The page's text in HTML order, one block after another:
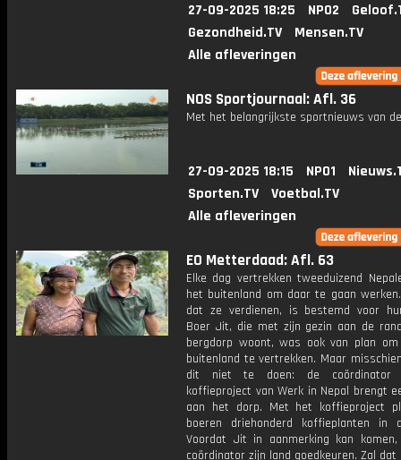
27-09-2025 18:25 NPO2
Gezondheid.TV
Mensen.TV
Alle afleveringen
NOS Sportjournaal: Afl. 36
Met het belangrijkste sportnieuws van
27-09-2025 18:15 NPO1
Sporten.TV
Voetbal.TV
Alle afleveringen
EO Metterdaad: Afl. 63
Elke dag vertrekken tweeduizend
het buitenland om daar te gaan
dat ze verdienen, is bestemd voor
Boer Jit, die met zijn gezin aan de
bergdorp woont, was ook van plan
buitenland te vertrekken. Maar
dit niet te doen: de coördinator
koffieproject van Werk in Nepal brengt
aan het dorp. Met het koffieproject
boeren driehonderd koffieplanten in
Voordat Jit in aanmerking kan
coördinator zijn land goedkeuren. Zal dat